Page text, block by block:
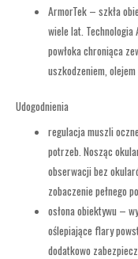
ArmorTek – szkła
wiele lat. Technologia
powłoka chroniąca
uszkodzeniem,
Udogodnienia
regulacja muszli
potrzeb. Nosząc
obserwacji bez
zobaczenie pełnego
osłona obiektywu –
oślepiające flary
dodatkowo